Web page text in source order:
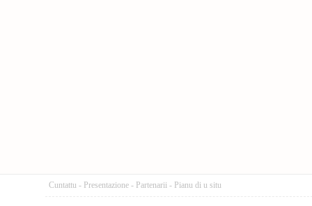
Cuntattu - Presentazione - Partenarii - Pianu di u situ